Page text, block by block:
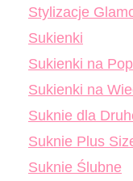
Stylizacje
Sukienki
Sukienki na
Sukienki na
Suknie dla
Suknie Plus
Suknie Ślubne